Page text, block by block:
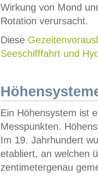
Wirkung von Mond
Rotation verursacht.
Diese
Seeschifffahrt und
Ein Höhensystem ist
Messpunkten.
Im 19. Jahrhundert
etabliert, an welchen
zentimetergenau